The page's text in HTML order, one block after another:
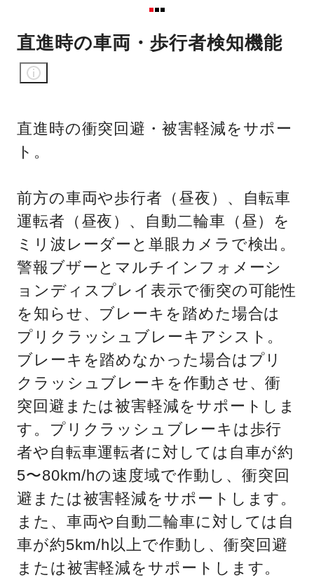
直進時の車両・歩行者検知機能
直進時の衝突回避・被害軽減をサポー
ト。
前方の車両や歩行者（昼夜）、自転車
運転者（昼夜）、自動二輪車（昼）を
ミリ波レーダーと単眼カメラで検出。
警報ブザーとマルチインフォメーシ
ョンディスプレイ表示で衝突の可能性
を知らせ、ブレーキを踏めた場合は
プリクラッシュブレーキアシスト。
ブレーキを踏めなかった場合はプリ
クラッシュブレーキを作動させ、衝
突回避または被害軽減をサポートしま
す。プリクラッシュブレーキは歩行
者や自転車運転者に対しては自車が約
5〜80km/hの速度域で作動し、衝突回
避または被害軽減をサポートします。
また、車両や自動二輪車に対しては自
車が約5km/h以上で作動し、衝突回避
または被害軽減をサポートします。